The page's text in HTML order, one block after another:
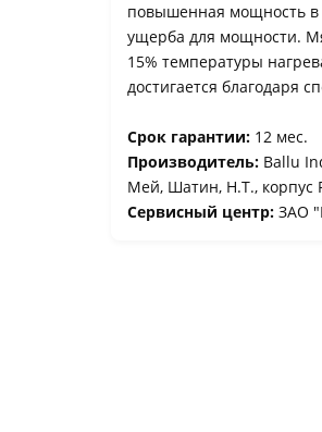
повышенная мощность в
ущерба для мощности.
15% температуры
достигается благодаря
Срок гарантии: 12 мес.
Производитель: Ballu
Мей, Шатин, Н.Т., корпус
Сервисный центр: ЗАО